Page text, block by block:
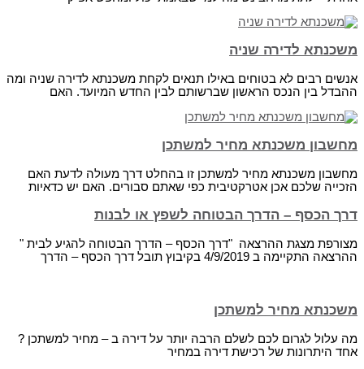
משכנתא לדירה שניה
אנשים רבים לא בטוחים באילו תנאים לקחת משכנתא לדירה שניה ומה
ההבדל בין הנכס הראשון שברשותם לבין החדש המיועד. האם
מחשבון משכנתא מחיר למשתכן
מחשבון משכנתא מחיר למשתכן זו בהחלט דרך מעולה לדעת האם
הזכייה שלכם אכן אטרקטיבית כפי שאתם סבורים. האם יש כדאיות
דרך הכסף – הדרך הבטוחה לשפץ או לבנות
מצורפת מצגת ההרצאה "דרך הכסף – הדרך הבטוחה להגיע לבית "
ההרצאה התקיימה ב 4/9/2019 בקיבוץ תובל דרך הכסף – הדרך
משכנתא מחיר למשתכן
מה עלול לגרום לכם לשלם הרבה יותר על דירה ב – מחיר למשתכן ?
אחד היתרונות של רכישת דירה במחיר